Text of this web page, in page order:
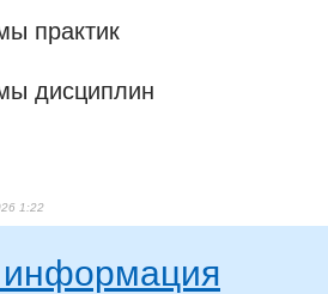
практик
дисциплин
1:22
информация